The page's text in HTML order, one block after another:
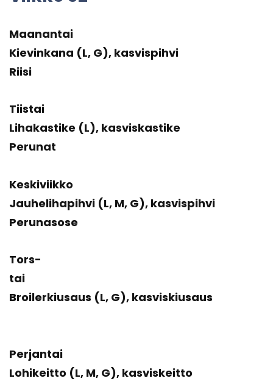
Maa­nan­tai
Kie­vin­ka­na (L, G), kas­vis­pih­vi
Riisi
Tiis­tai
Li­ha­kas­ti­ke (L), kas­vis­kas­ti­ke
Pe­ru­nat
Kes­ki­viik­ko
Jau­he­li­ha­pih­vi (L, M, G), kas­vis­pih­vi
Pe­ru­na­so­se
Tors­
tai
Broi­ler­kiusaus (L, G), kas­vis­kiusaus
Per­jan­tai
Lo­hi­keit­to (L, M, G), kas­vis­keit­to